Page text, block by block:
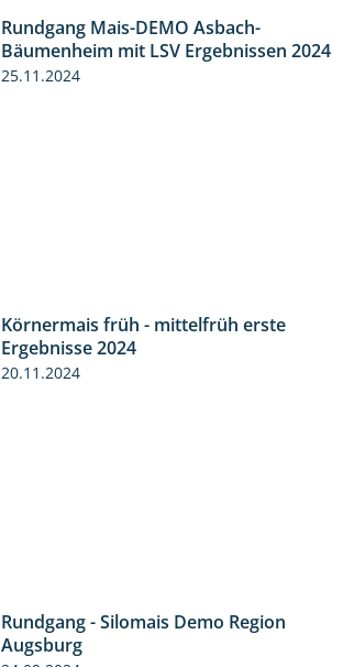
8:38
Rundgang Mais-DEMO Asbach-
Bäumenheim mit LSV Ergebnissen 2024
25.11.2024
Körnermais früh - mittelfrüh erste
Ergebnisse 2024
20.11.2024
Rundgang - Silomais Demo Region
Augsburg